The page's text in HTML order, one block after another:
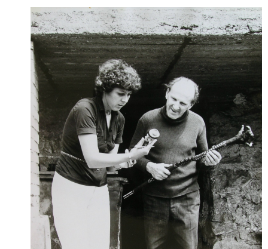
Mertušovi. Zdroj: O. Bodorová
„Chcela som sa však vidieť ich povalu, nakoľko som
vedela, že sú tam veci, ktoré sú súčasťou tradičnej
ľudovej kultúry 19. storočia nášho regiónu. A na tú
povalu ma nechceli pustiť, pretože ako hovorili – je tam
neporiadok,“
povedala Oľga Bodorová, ktorá však prišla
s taktikou – a vyplatila sa.
„A to sa teraz verejne ospravedlňujem tým ľuďom,
ktorých som takto prehovárala. Vtedy mi napadlo, aby
som sa pýtala, ako sa z komína umiestneného na povale
odvádza dym. Pretože v mnohých tých starších
obydliach boli otvorené ohniská a na povale bol dymník,
kde sa dym z komína odvádzal do voľného priestoru.
Povala bola aj udiareň pre bravčové mäso, klobásy... A ja
som sa pýtala na ten dymník. Stále sa to tým prelomilo,